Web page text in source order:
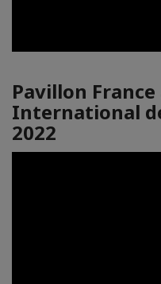
Pavillon France
International
2022